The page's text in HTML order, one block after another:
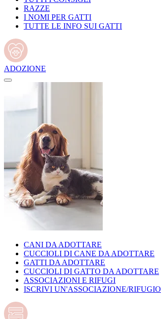
RAZZE
I NOMI PER GATTI
TUTTE LE INFO SUI GATTI
ADOZIONE
CANI DA ADOTTARE
CUCCIOLI DI CANE DA ADOTTARE
GATTI DA ADOTTARE
CUCCIOLI DI GATTO DA ADOTTARE
ASSOCIAZIONI E RIFUGI
ISCRIVI UN'ASSOCIAZIONE/RIFUGIO